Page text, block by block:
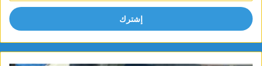
الإلكتروني